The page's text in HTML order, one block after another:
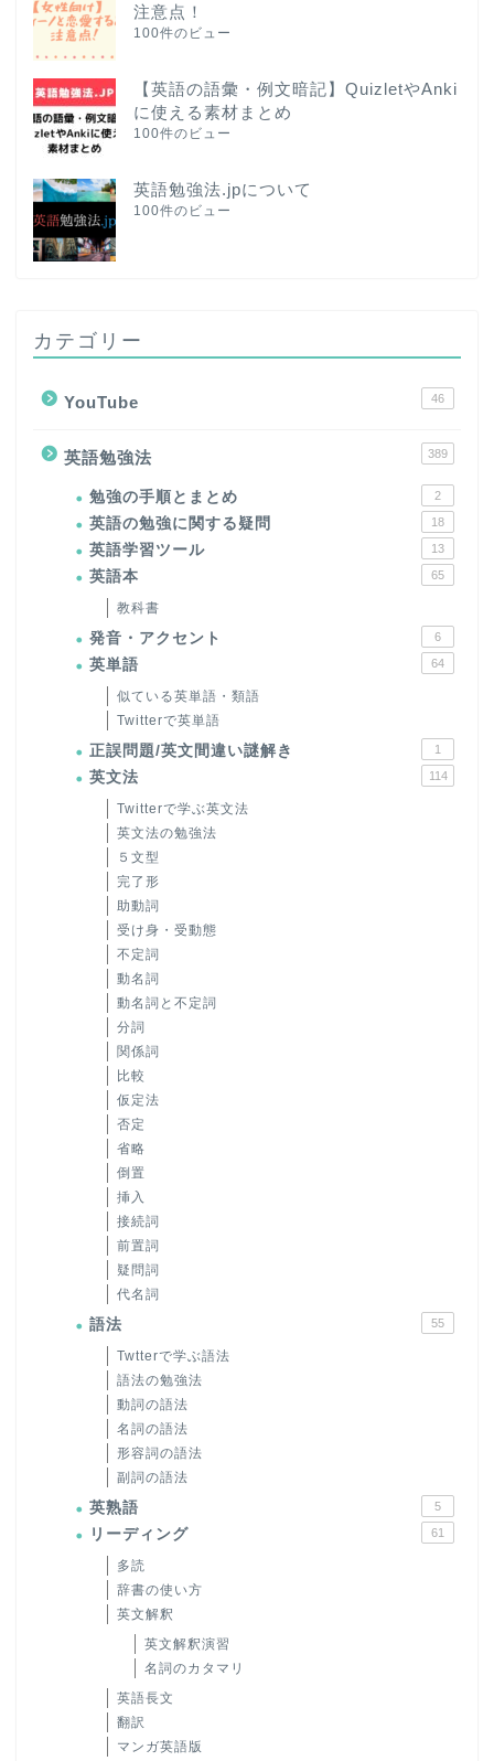
注意点！
100件のビュー
【英語の語彙・例文暗記】QuizletやAnki
に使える素材まとめ
100件のビュー
英語勉強法.jpについて
100件のビュー
カテゴリー
YouTube 46
英語勉強法 389
勉強の手順とまとめ 2
英語の勉強に関する疑問 18
英語学習ツール 13
英語本 65
教科書
発音・アクセント 6
英単語 64
似ている英単語・類語
Twitterで英単語
正誤問題/英文間違い謎解き 1
英文法 114
Twitterで学ぶ英文法
英文法の勉強法
５文型
完了形
助動詞
受け身・受動態
不定詞
動名詞
動名詞と不定詞
分詞
関係詞
比較
仮定法
否定
省略
倒置
挿入
接続詞
前置詞
疑問詞
代名詞
語法 55
Twtterで学ぶ語法
語法の勉強法
動詞の語法
名詞の語法
形容詞の語法
副詞の語法
英熟語 5
リーディング 61
多読
辞書の使い方
英文解釈
英文解釈演習
名詞のカタマリ
英語長文
翻訳
マンガ英語版